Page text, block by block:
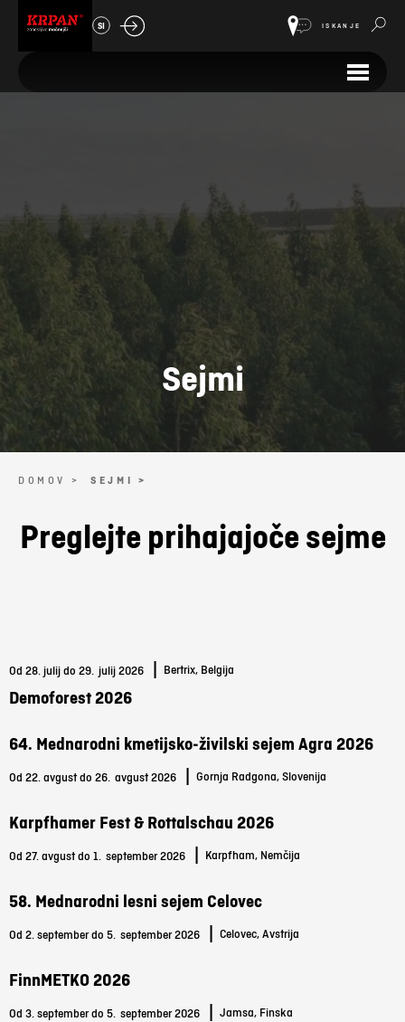
SI ISKANJE
Sejmi
DOMOV > SEJMI >
Preglejte prihajajoče sejme
Od 28. julij do 29. julij 2026 Bertrix, Belgija
Demoforest 2026
64. Mednarodni kmetijsko-živilski sejem Agra 2026
Od 22. avgust do 26. avgust 2026 Gornja Radgona, Slovenija
Karpfhamer Fest & Rottalschau 2026
Od 27. avgust do 1. september 2026 Karpfham, Nemčija
58. Mednarodni lesni sejem Celovec
Od 2. september do 5. september 2026 Celovec, Avstrija
FinnMETKO 2026
Od 3. september do 5. september 2026 Jamsa, Finska